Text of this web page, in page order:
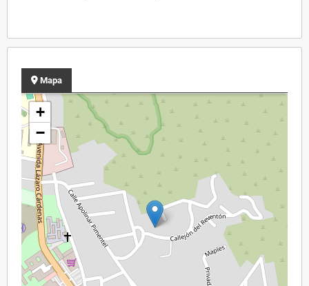
Mapa
+
−